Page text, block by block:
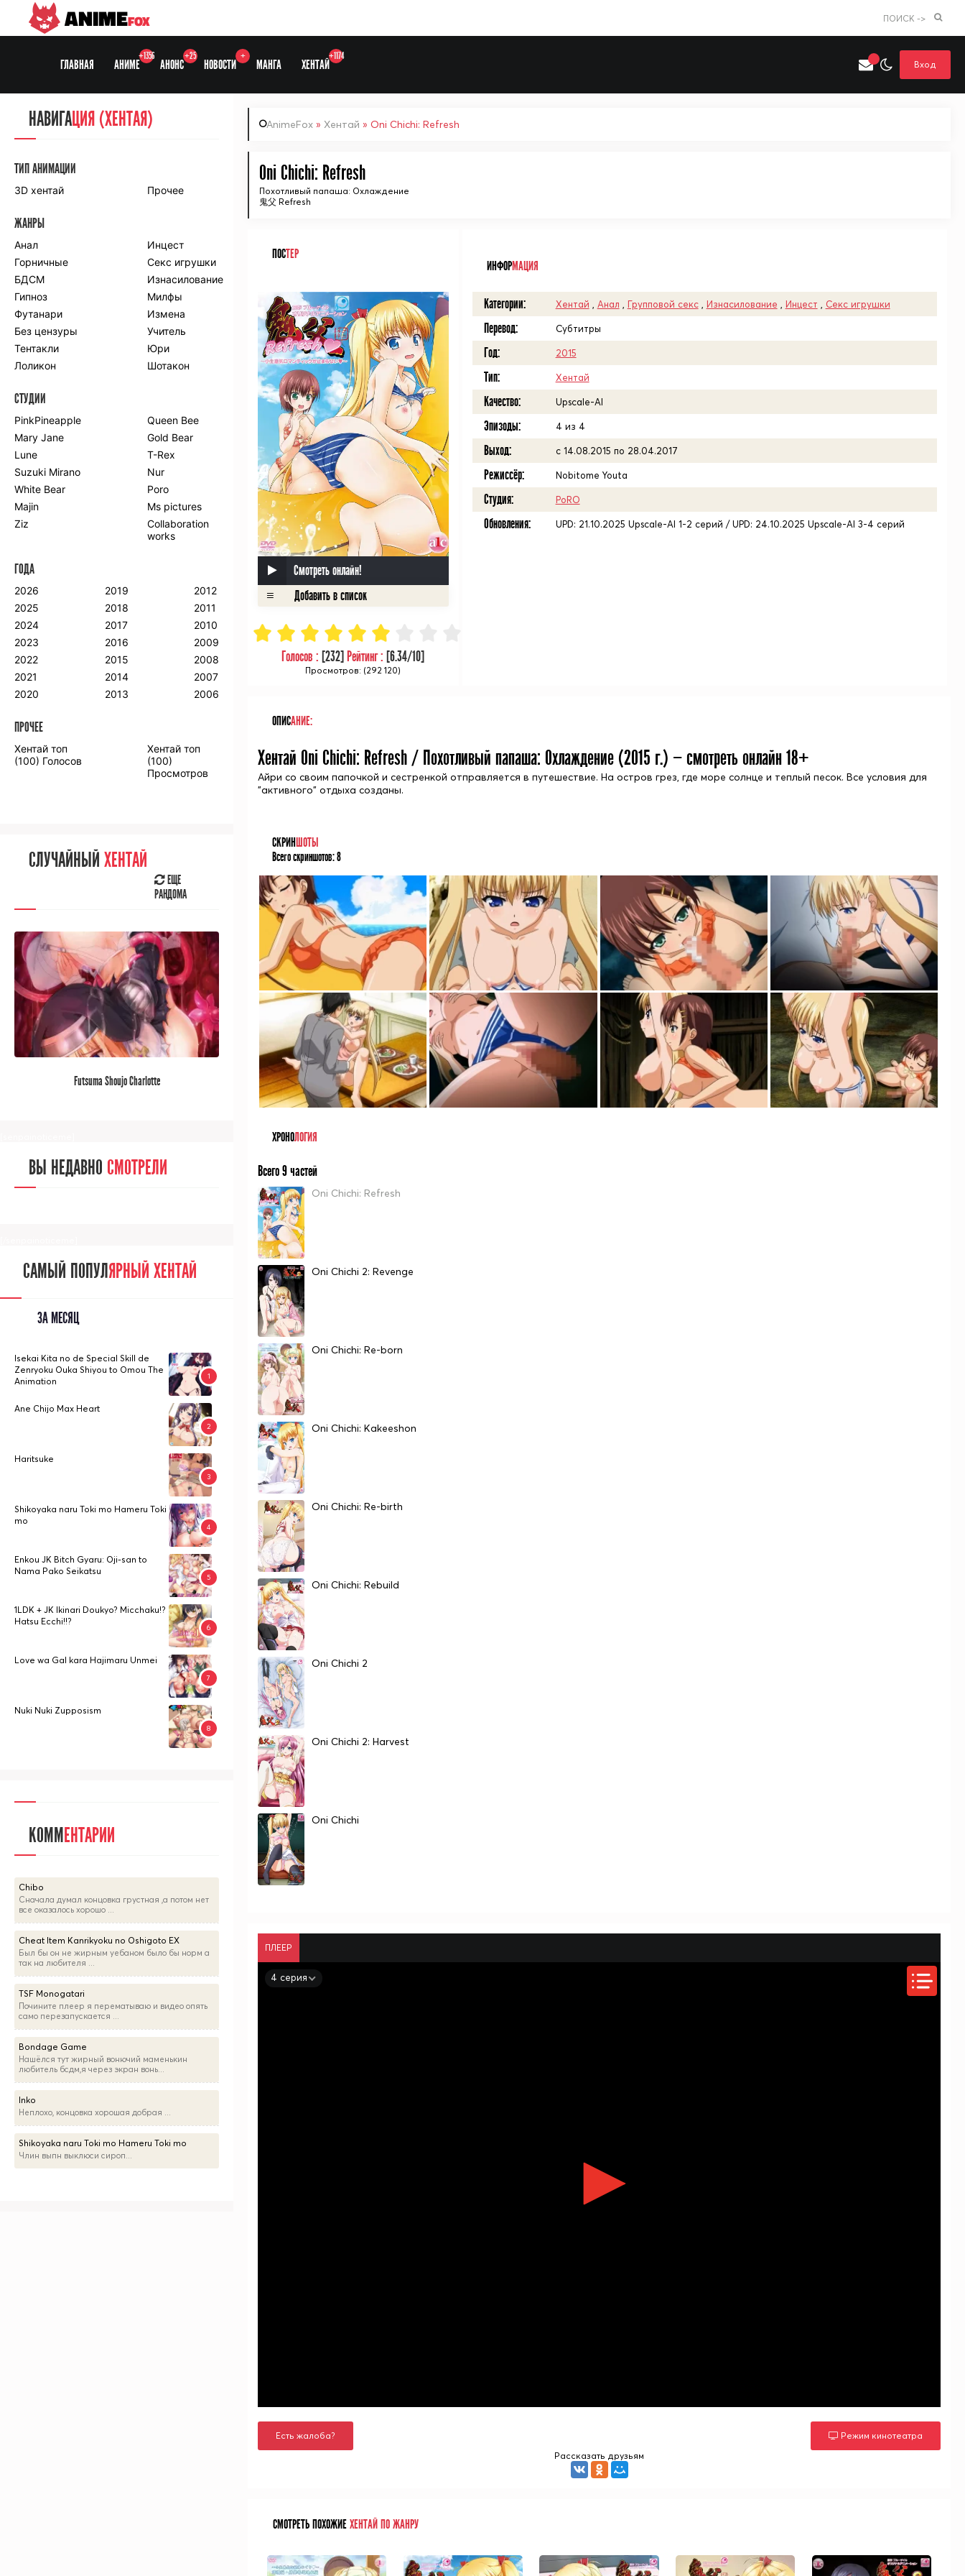
ANIMEFOX ПОИСК ->
ГЛАВНАЯ АНИМЕ
+1356
АНОНС
+25
НОВОСТИ
+
МАНГА ХЕНТАЙ
+1174
Вход
AnimeFox » Хентай » Oni Chichi: Refresh
Oni Chichi: Refresh
Похотливый папаша: Охлаждение
鬼父 Refresh
ПОСТЕР
Смотреть онлайн!
Голосов : [232] Рейтинг : [6.34/10]
Просмотров: (292 120)
ИНФОРМАЦИЯ
Категории: Хентай Анал Групповой секс, Изнасилование Инцест Секс игрушки
Перевод: Субтитры
Год: 2015
Тип: Хентай
Качество: Upscale-AI
Эпизоды: 4 из 4
Выход: с 14.08.2015 по 28.04.2017
Режиссёр: Nobitome Youta
Студия: PoRO
Обновления: UPD: 21.10.2025 Upscale-AI 1-2 серий / UPD: 24.10.2025 Upscale-AI 3-4 серий
ОПИСАНИЕ:
Хентай Oni Chichi: Refresh / Похотливый папаша: Охлаждение (2015 г.) — смотреть онлайн 18+
Айри со своим папочкой и сестренкой отправляется в путешествие. На остров грез, где море солнце и теплый песок. Все условия для
"активного" отдыха созданы.
СКРИНШОТЫ
Всего скриншотов:8
ХРОНОЛОГИЯ
Всего 9 частей
Oni Chichi: Refresh
Oni Chichi 2: Revenge
Oni Chichi: Re-born
Oni Chichi: Kakeeshon
Oni Chichi: Re-birth
Oni Chichi: Rebuild
Oni Chichi 2
Oni Chichi 2: Harvest
Oni Chichi
ПЛЕЕР
4 серия
Есть жалоба?
Режим кинотеатра
Рассказать друзьям
СМОТРЕТЬ ПОХОЖИЕХЕНТАЙ ПО ЖАНРУ
НАВИГАЦИЯ
СЕЗОНЫ
Anidub
Animedia
Kansai studio
Onibaku
Shiza project
ПО ЖАНРАМ
Комедия
Приключения
Романтика
Школа
Этти
Боевые
искусства
Гарем
Драма
Игры
Исторический
Магия
Фантастика
Фэнтези
Мистика
Попаданцы в
другой мир
Хентай
ПО ГОДУ
2023
2022
2021
2020
2019
2018
2017
2016
2013
2012
2011
2010
2009
2008
2005
2004
2003
2002
2001
2000
ПРОЧЕЕ
Аниме фильмы Аниме OVA
СЛУЧАЙНОЕ АНИМЕ
РАНДОМА
ВЫ НЕДАВНОСМОТРЕЛИ
[/senpainoticeme]
САМЫЙ ПОПУЛЯРНЫЙ АНИМЕ
НАВИГАЦИЯ (ХЕНТАЯ)
ТИП АНИМАЦИИ
3D хентай Прочее
ЖАНРЫ
Анал
Инцест
Горничные
Секс игрушки
БДСМ
Изнасилование
Гипноз
Милфы
Футанари
Измена
Без цензуры
Учитель
Тентакли
Юри
Лоликон
Шотакон
СТУДИИ
PinkPineapple
Queen Bee
Mary Jane
Gold Bear
Lune
T-Rex
Suzuki Mirano
Nur
White Bear
Poro
Majin
Ms pictures
Ziz
Collaboration
works
ГОДА
2026
2025
2024
2023
2022
2021
2020
2019
2018
2017
2016
2015
2014
2013
2012
2011
2010
2009
2008
2007
2006
ПРОЧЕЕ
Хентай топ
(100) Голосов
Хентай топ
(100)
Просмотров
СЛУЧАЙНЫЙ ХЕНТАЙ
ЕЩЕ
РАНДОМА
Futsuma Shoujo Charlotte
ВЫ НЕДАВНО СМОТРЕЛИ
САМЫЙ ПОПУЛЯРНЫЙ ХЕНТАЙ
ЗА МЕСЯЦ
Isekai Kita no de Special Skill de
Zenryoku Ouka Shiyou to Omou The
Animation
Ane Chijo Max Heart
Haritsuke
Shikoyaka naru Toki mo Hameru Toki
mo
Enkou JK Bitch Gyaru: Oji-san to
Nama Pako Seikatsu
1LDK + JK Ikinari Doukyo? Micchaku!?
Hatsu Ecchi!!?
Love wa Gal kara Hajimaru Unmei
Nuki Nuki Zupposism
КОММЕНТАРИИ
Chibo
Сначала думал концовка грустная ,а потом нет
все оказалось хорошо ...
Cheat Item Kanrikyoku no Oshigoto EX
Был бы он не жирным уебаном было бы норм а
так на любителя ...
TSF Monogatari
Почините плеер я перематываю и видео опять
само перезапускается ...
Bondage Game
Нашёлся тут жирный вонючий маменькин
любитель бсдм,я через экран вонь...
Inko
Неплохо, концовка хорошая добрая ...
Shikoyaka naru Toki mo Hameru Toki mo
Члин выпн выклюси сироп...